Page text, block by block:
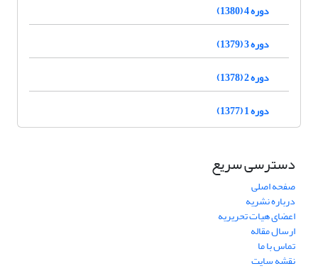
دوره 4 (1380)
دوره 3 (1379)
دوره 2 (1378)
دوره 1 (1377)
دسترسی سریع
صفحه اصلی
درباره نشریه
اعضای هیات تحریریه
ارسال مقاله
تماس با ما
نقشه سایت